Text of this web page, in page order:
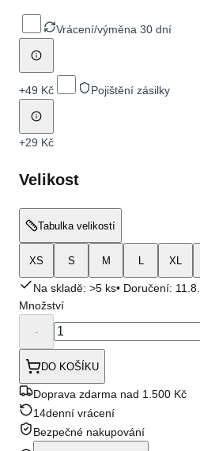
Vrácení/výměna 30 dní
+49 Kč Pojištění zásilky
+29 Kč
Velikost
Tabulka velikostí
XS S M L XL
Na skladě: >5 ks• Doručení: 11.8.
Množství
-
DO KOŠÍKU
Doprava zdarma nad 1.500 Kč
14denní vrácení
Bezpečné nakupování